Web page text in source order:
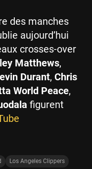
des manches
aujourd’hui
crosses-over
Matthews,
Durant, Chris
World Peace,
figurent
Los Angeles Clippers